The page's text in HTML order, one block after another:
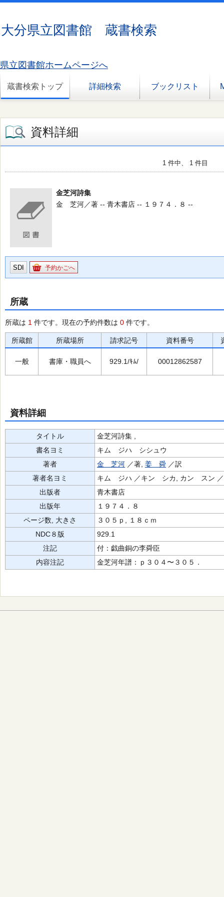
大分県立図書館 蔵書検索
県立図書館ホームページへ
蔵書検索トップ 詳細検索 ブックリスト
資料詳細
1 件中、 1 件目
金芝河詩集
金 芝河／著 -- 青木書店 -- １９７４．８ --
SDI 予約かごへ
所蔵
所蔵は 1 件です。現在の予約件数は 0 件です。
所蔵館 所蔵場所 請求記号 資料番号
一般 書庫・職員へ 929.1/ｷﾑ/ 00012862587
資料詳細
タイトル
金芝河詩集 ,
書名ヨミ
キム ジハ シシュウ
著者
金 芝河 ／著, 姜 舜 ／訳
著者名ヨミ
キム ジハ ／キン シカ, カン スン
出版者
青木書店
出版年
１９７４．８
ページ数, 大きさ
３０５ｐ, １８ｃｍ
NDC８版
929.1
注記
付：戯曲銅の李舜臣
内容注記
金芝河年譜：ｐ３０４〜３０５．